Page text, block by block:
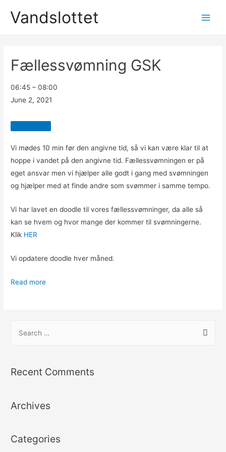
Vandslottet
Fællessvømning GSK
Fællessvømning
GSK
06:45 –08:00
June 2, 2021
Vi mødes 10 min før den angivne tid, så vi kan være klar til at
hoppe i vandet på den angivne tid. Fællessvømningen er på
eget ansvar men vi hjælper alle godt i gang med svømningen
og hjælper med at finde andre som svømmer i samme tempo.
Vi har lavet en doodle til vores fællessvømninger, da alle så
kan se hvem og hvor mange der kommer til svømningerne.
Klik HER
Vi opdatere doodle hver måned.
Read more
r
f
r
Recent Comments
Archives
Categories